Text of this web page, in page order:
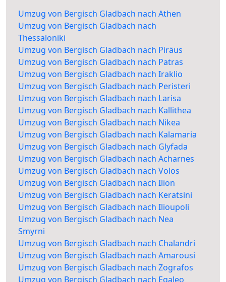
Umzug von Bergisch Gladbach nach Athen
Umzug von Bergisch Gladbach nach
Thessaloniki
Umzug von Bergisch Gladbach nach Piräus
Umzug von Bergisch Gladbach nach Patras
Umzug von Bergisch Gladbach nach Iraklio
Umzug von Bergisch Gladbach nach Peristeri
Umzug von Bergisch Gladbach nach Larisa
Umzug von Bergisch Gladbach nach Kallithea
Umzug von Bergisch Gladbach nach Nikea
Umzug von Bergisch Gladbach nach Kalamaria
Umzug von Bergisch Gladbach nach Glyfada
Umzug von Bergisch Gladbach nach Acharnes
Umzug von Bergisch Gladbach nach Volos
Umzug von Bergisch Gladbach nach Ilion
Umzug von Bergisch Gladbach nach Keratsini
Umzug von Bergisch Gladbach nach Ilioupoli
Umzug von Bergisch Gladbach nach Nea
Smyrni
Umzug von Bergisch Gladbach nach Chalandri
Umzug von Bergisch Gladbach nach Amarousi
Umzug von Bergisch Gladbach nach Zografos
Umzug von Bergisch Gladbach nach Egaleo